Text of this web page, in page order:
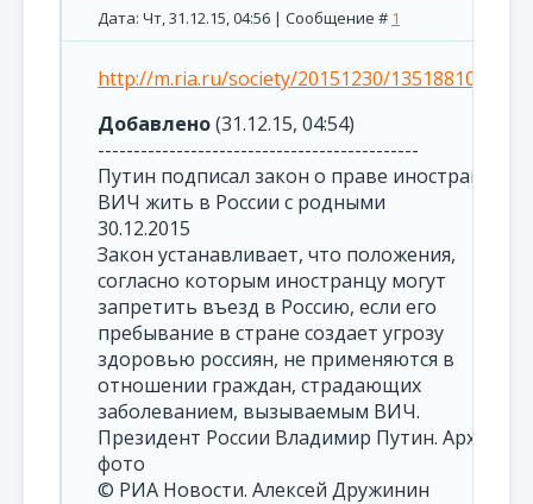
Дата: Чт, 31.12.15, 04:56 | Сообщение # 1
http://m.ria.ru/society/20151230/
Добавлено(31.12.15, 04:54)
---------------------------------------------
Путин подписал закон о праве иностранцев с
ВИЧ жить в России с родными
30.12.2015
Закон устанавливает, что положения,
согласно которым иностранцу могут
запретить въезд в Россию, если его
пребывание в стране создает угрозу
здоровью россиян, не применяются в
отношении граждан, страдающих
заболеванием, вызываемым ВИЧ.
Президент России Владимир Путин. Архивное
фото
© РИА Новости. Алексей Дружинин